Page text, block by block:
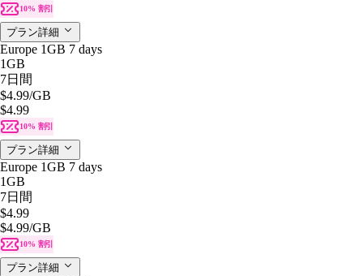
10% 割引
プラン詳細
Europe 1GB 7 days
1GB
7日間
$4.99/GB
$4.99
10% 割引
プラン詳細
Europe 1GB 7 days
1GB
7日間
$4.99
$4.99/GB
10% 割引
プラン詳細